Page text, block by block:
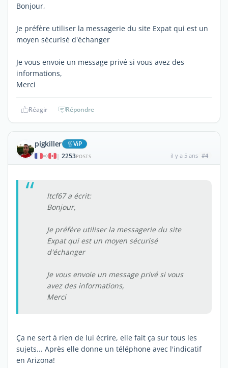
Bonjour,
Je préfère utiliser la messagerie du site Expat qui est un
moyen sécurisé d'échanger
Je vous envoie un message privé si vous avez des
informations,
Merci
Réagir Répondre
pigkiller ViP
| 2253POSTS il y a 5 ans #4
ltcf67 a écrit:
Bonjour,
Je préfère utiliser la messagerie du site
Expat qui est un moyen sécurisé
d'échanger
Je vous envoie un message privé si vous
avez des informations,
Merci
Ça ne sert à rien de lui écrire, elle fait ça sur tous les
sujets... Après elle donne un téléphone avec l'indicatif
en Arizona!